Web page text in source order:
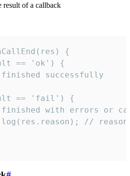
result of a callback
{
== 'ok') {
successfully
== 'fail') {
with errors or
//